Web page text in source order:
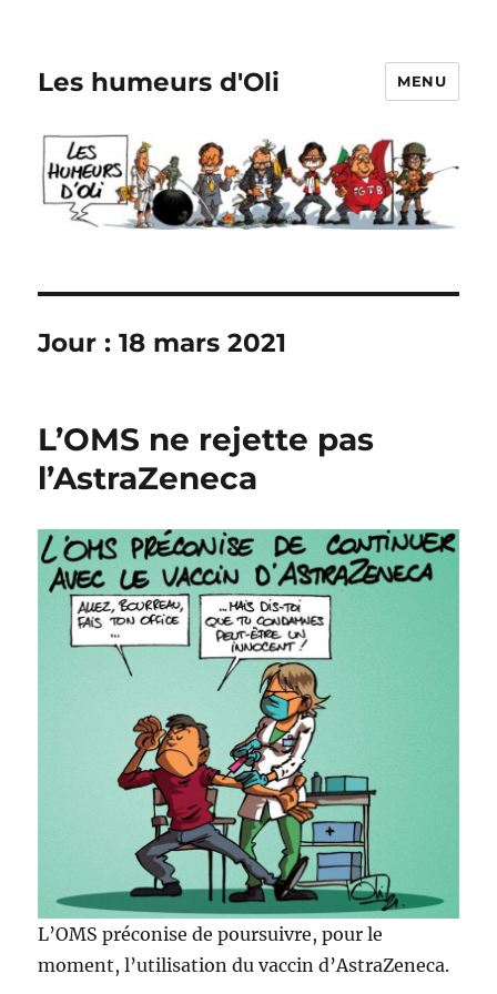
Les humeurs d'Oli MENU
Jour :18 mars 2021
L’OMS ne rejette pas
l’AstraZeneca
L’OMS préconise de poursuivre, pour le
moment, l’utilisation du vaccin d’AstraZeneca.